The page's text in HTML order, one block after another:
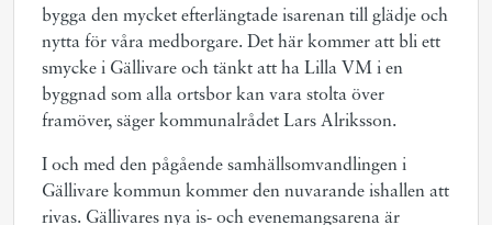
bygga den mycket efterlängtade isarenan till glädje och
nytta för våra medborgare. Det här kommer att bli ett
smycke i Gällivare och tänkt att ha Lilla VM i en
byggnad som alla ortsbor kan vara stolta över
framöver, säger kommunalrådet Lars Alriksson.
I och med den pågående samhällsomvandlingen i
Gällivare kommun kommer den nuvarande ishallen att
rivas. Gällivares nya is- och evenemangsarena är